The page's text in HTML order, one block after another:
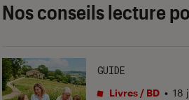
Nos conseils lecture
GUIDE
Livres / BD • 18